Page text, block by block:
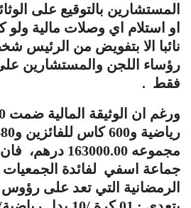
المستشارين بالتوقيع على
او استلام اي وصلات مالية
نائبا الا بتفويض من الرئيس
رؤساء اللجن والمستشارين
فقط .
مجموعه
جماعة اسفي لفائدة الجمعيات
الرمضانية التي تعد على رؤوس